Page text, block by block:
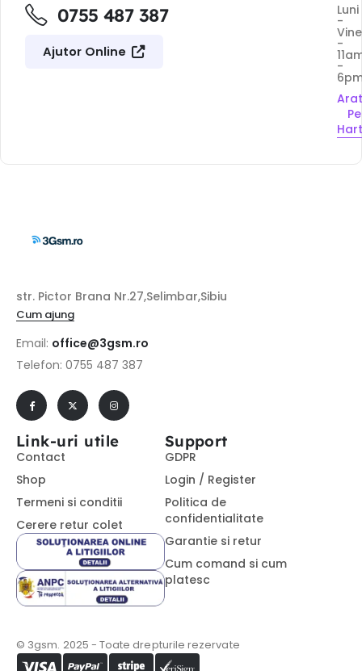
0755 487 387
Ajutor Online
Luni
-
-
-
Pe
str. Pictor Brana Nr.27,Selimbar,Sibiu
Cum ajung
Email: office@3gsm.ro
Telefon: 0755 487 387
Link-uri utile
Contact
Shop
Termeni si conditii
Cerere retur colet
Support
GDPR
Login / Register
Politica de
confidentialitate
Garantie si retur
Cum comand si cum
platesc
© 3gsm. 2025 - Toate drepturile rezervate